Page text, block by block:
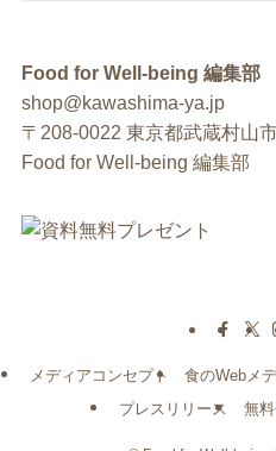
Food for Well-being 編集部
shop@kawashima-ya.jp
〒208-0022 東京都武蔵村山
Food for Well-being 編集部
メディアコンセプト
食のWebメ
プレスリリース
無